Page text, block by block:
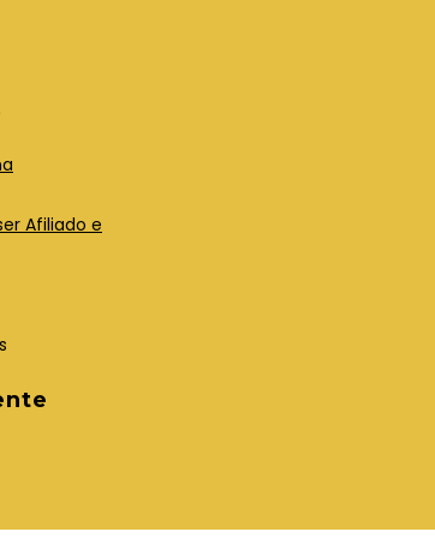
Afiliado e